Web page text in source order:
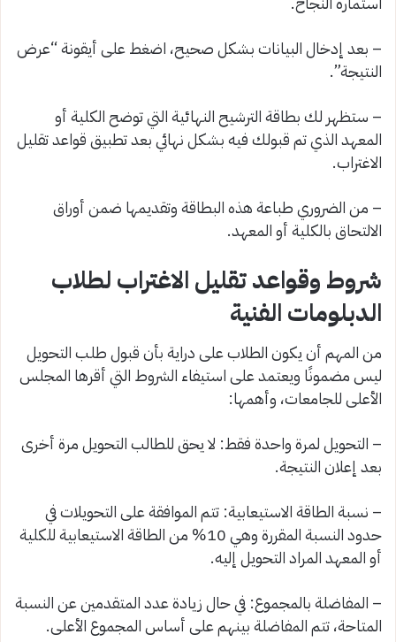
– بعد إدخال البيانات بشكل صحيح، اضغط على أيقونة “عرض
النتيجة”.
– ستظهر لك بطاقة الترشيح النهائية التي توضح الكلية أو
المعهد الذي تم قبولك فيه بشكل نهائي بعد تطبيق قواعد تقليل
الاغتراب.
– من الضروري طباعة هذه البطاقة وتقديمها ضمن أوراق
الالتحاق بالكلية أو المعهد.
شروط وقواعد تقليل الاغتراب لطلاب
الدبلومات الفنية
من المهم أن يكون الطلاب على دراية بأن قبول طلب التحويل
ليس مضمونًا ويعتمد على استيفاء الشروط التي أقرها المجلس
الأعلى للجامعات، وأهمها:
– التحويل لمرة واحدة فقط: لا يحق للطالب التحويل مرة أخرى
بعد إعلان النتيجة.
– نسبة الطاقة الاستيعابية: تتم الموافقة على التحويلات في
حدود النسبة المقررة وهي 10% من الطاقة الاستيعابية للكلية
أو المعهد المراد التحويل إليه.
– المفاضلة بالمجموع: في حال زيادة عدد المتقدمين عن النسبة
المتاحة، تتم المفاضلة بينهم على أساس المجموع الأعلى.